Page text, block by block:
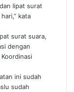
lipat surat
kata
surat suara,
dengan
ini sudah
sudah